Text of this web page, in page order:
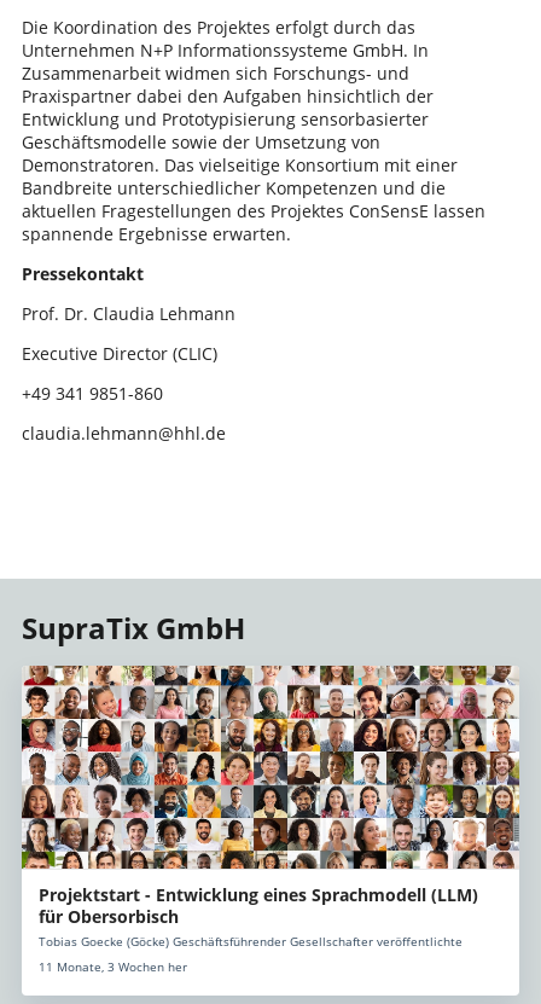
Die Koordination des Projektes erfolgt durch das
Unternehmen N+P Informationssysteme GmbH. In
Zusammenarbeit widmen sich Forschungs- und
Praxispartner dabei den Aufgaben hinsichtlich der
Entwicklung und Prototypisierung sensorbasierter
Geschäftsmodelle sowie der Umsetzung von
Demonstratoren. Das vielseitige Konsortium mit einer
Bandbreite unterschiedlicher Kompetenzen und die
aktuellen Fragestellungen des Projektes ConSensE lassen
spannende Ergebnisse erwarten.
Pressekontakt
Prof. Dr. Claudia Lehmann
Executive Director (CLIC)
+49 341 9851-860
claudia.lehmann@hhl.de
SupraTix GmbH
Projektstart - Entwicklung eines Sprachmodell (LLM)
für Obersorbisch
Tobias Goecke (Göcke) Geschäftsführender Gesellschafter veröffentlichte
11 Monate, 3 Wochen her